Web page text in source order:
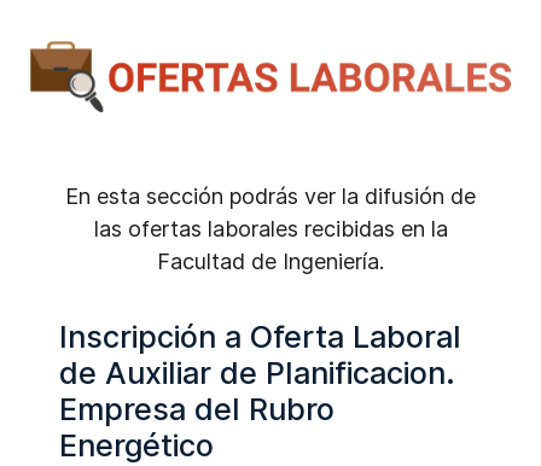
En esta sección podrás ver la difusión de
las ofertas laborales recibidas en la
Facultad de Ingeniería.
Inscripción a Oferta Laboral
de Auxiliar de Planificacion.
Empresa del Rubro
Energético